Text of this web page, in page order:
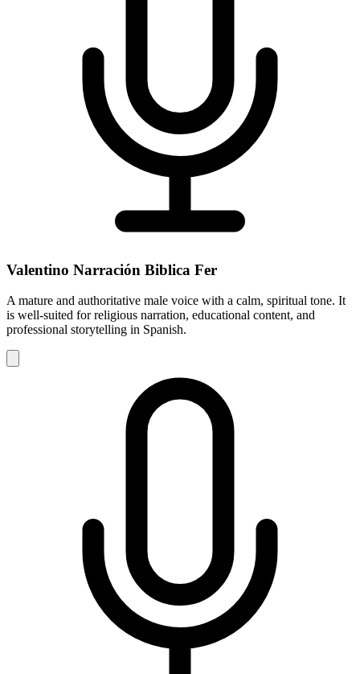
Valentino Narración Biblica Fer
A mature and authoritative male voice with a calm, spiritual tone. It
is well-suited for religious narration, educational content, and
professional storytelling in Spanish.